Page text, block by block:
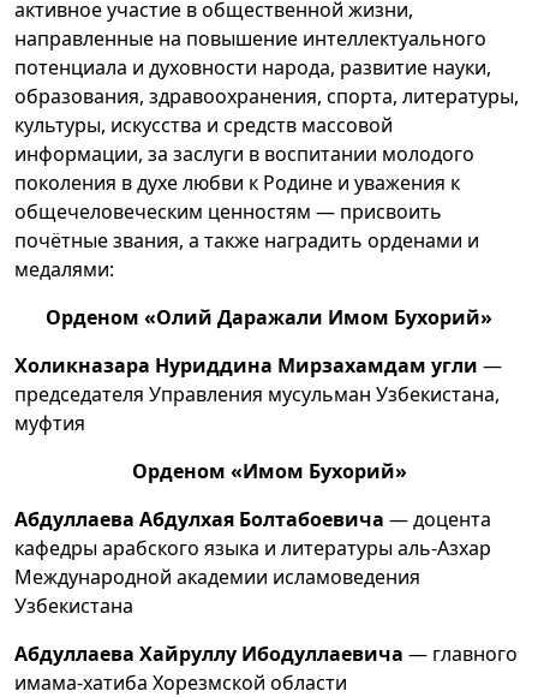
активное участие в общественной жизни,
направленные на повышение интеллектуального
потенциала и духовности народа, развитие науки,
образования, здравоохранения, спорта, литературы,
культуры, искусства и средств массовой
информации, за заслуги в воспитании молодого
поколения в духе любви к Родине и уважения к
общечеловеческим ценностям — присвоить
почётные звания, а также наградить орденами и
медалями:
Орденом «Олий Даражали Имом Бухорий»
Холикназарa Нуриддина Мирзахамдам угли —
председателя Управления мусульман Узбекистана,
муфтия
Орденом «Имом Бухорий»
Абдуллаева Абдулхая Болтабоевича — доцента
кафедры арабского языка и литературы аль-Азхар
Международной академии исламоведения
Узбекистана
Абдуллаева Хайруллу Ибодуллаевича — главного
имама-хатиба Хорезмской области